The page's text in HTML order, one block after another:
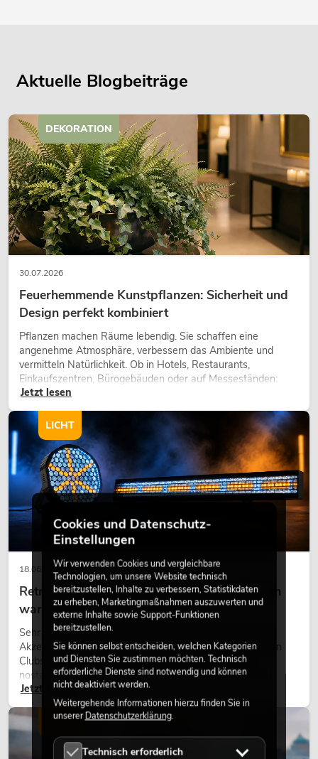
Aktuelle Blogbeiträge
30.07.2026
Feuerhemmende Kunstpflanzen: Sicherheit und
Design perfekt kombiniert
Pflanzen machen Räume lebendig. Sie schaffen eine
angenehme Atmosphäre, verbessern das Ambiente und
vermitteln Natürlichkeit. Ob in Hotels, Restaurants,
Einkaufszentren, Bürogebäuden oder auf Messeständen:
eine hochwertige Begrünung gehört heute längst zum
Jetzt lesen
DEKORATION
18.06.2026
Retro-Licht im modernen Lichtdesign: Warum
warmes Licht wieder wirkt
Sehr warmes Licht, sichtbare Leuchtflächen und farbige
Akzente prägen viele aktuelle Lichtdesigns auf Bühnen, in
Clubs und bei Events. Retro-Licht ist dabei kein rein
nostalgischer Effekt, sondern ein bewusst eingesetztes
Gestaltungsmittel: Es schafft Atmosphäre, gibt Szenen
Charakter und kann technische LED-Setups emotionaler
wirken lassen.
Jetzt lesen
LICHT
LICHT
Cookies und Datenschutz-
Einstellungen
Wir verwenden Cookies und vergleichbare
Technologien, um unsere Website technisch
bereitzustellen, Inhalte zu verbessern, Statistikdaten
zu erheben, Marketingmaßnahmen auszuwerten und
externe Inhalte sowie Support-Funktionen
bereitzustellen.
Sie können selbst entscheiden, welchen Kategorien
und Diensten Sie zustimmen möchten. Technisch
erforderliche Dienste sind notwendig und können
nicht deaktiviert werden.
Weitergehende Informationen hierzu finden Sie in
unsererDatenschutzerklärung.
Technisch erforderlich